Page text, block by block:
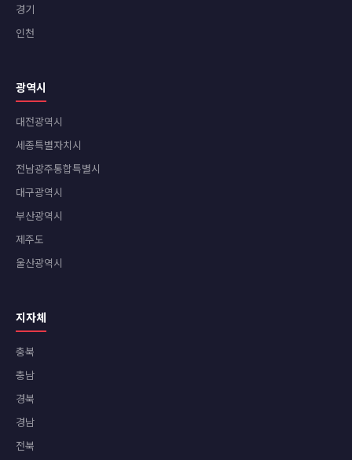
경기
인천
광역시
대전광역시
세종특별자치시
전남광주통합특별시
대구광역시
부산광역시
제주도
울산광역시
지자체
충북
충남
경북
경남
전북